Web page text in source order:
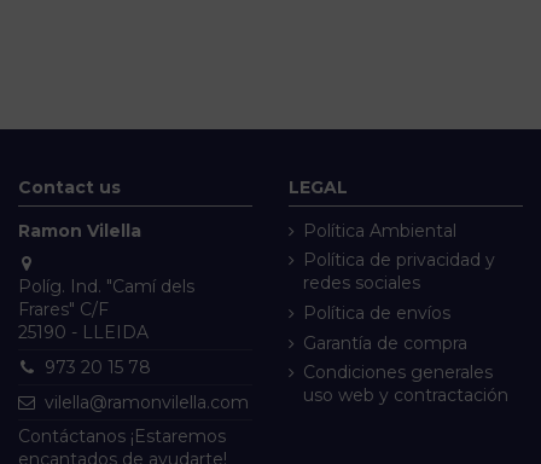
Contact us
Ramon Vilella
Políg. Ind. "Camí dels
Frares" C/F
25190 - LLEIDA
973 20 15 78
vilella@ramonvilella.com
Contáctanos ¡Estaremos
encantados de ayudarte!
LEGAL
Política Ambiental
Política de privacidad y
redes sociales
Política de envíos
Garantía de compra
Condiciones generales
uso web y contractación